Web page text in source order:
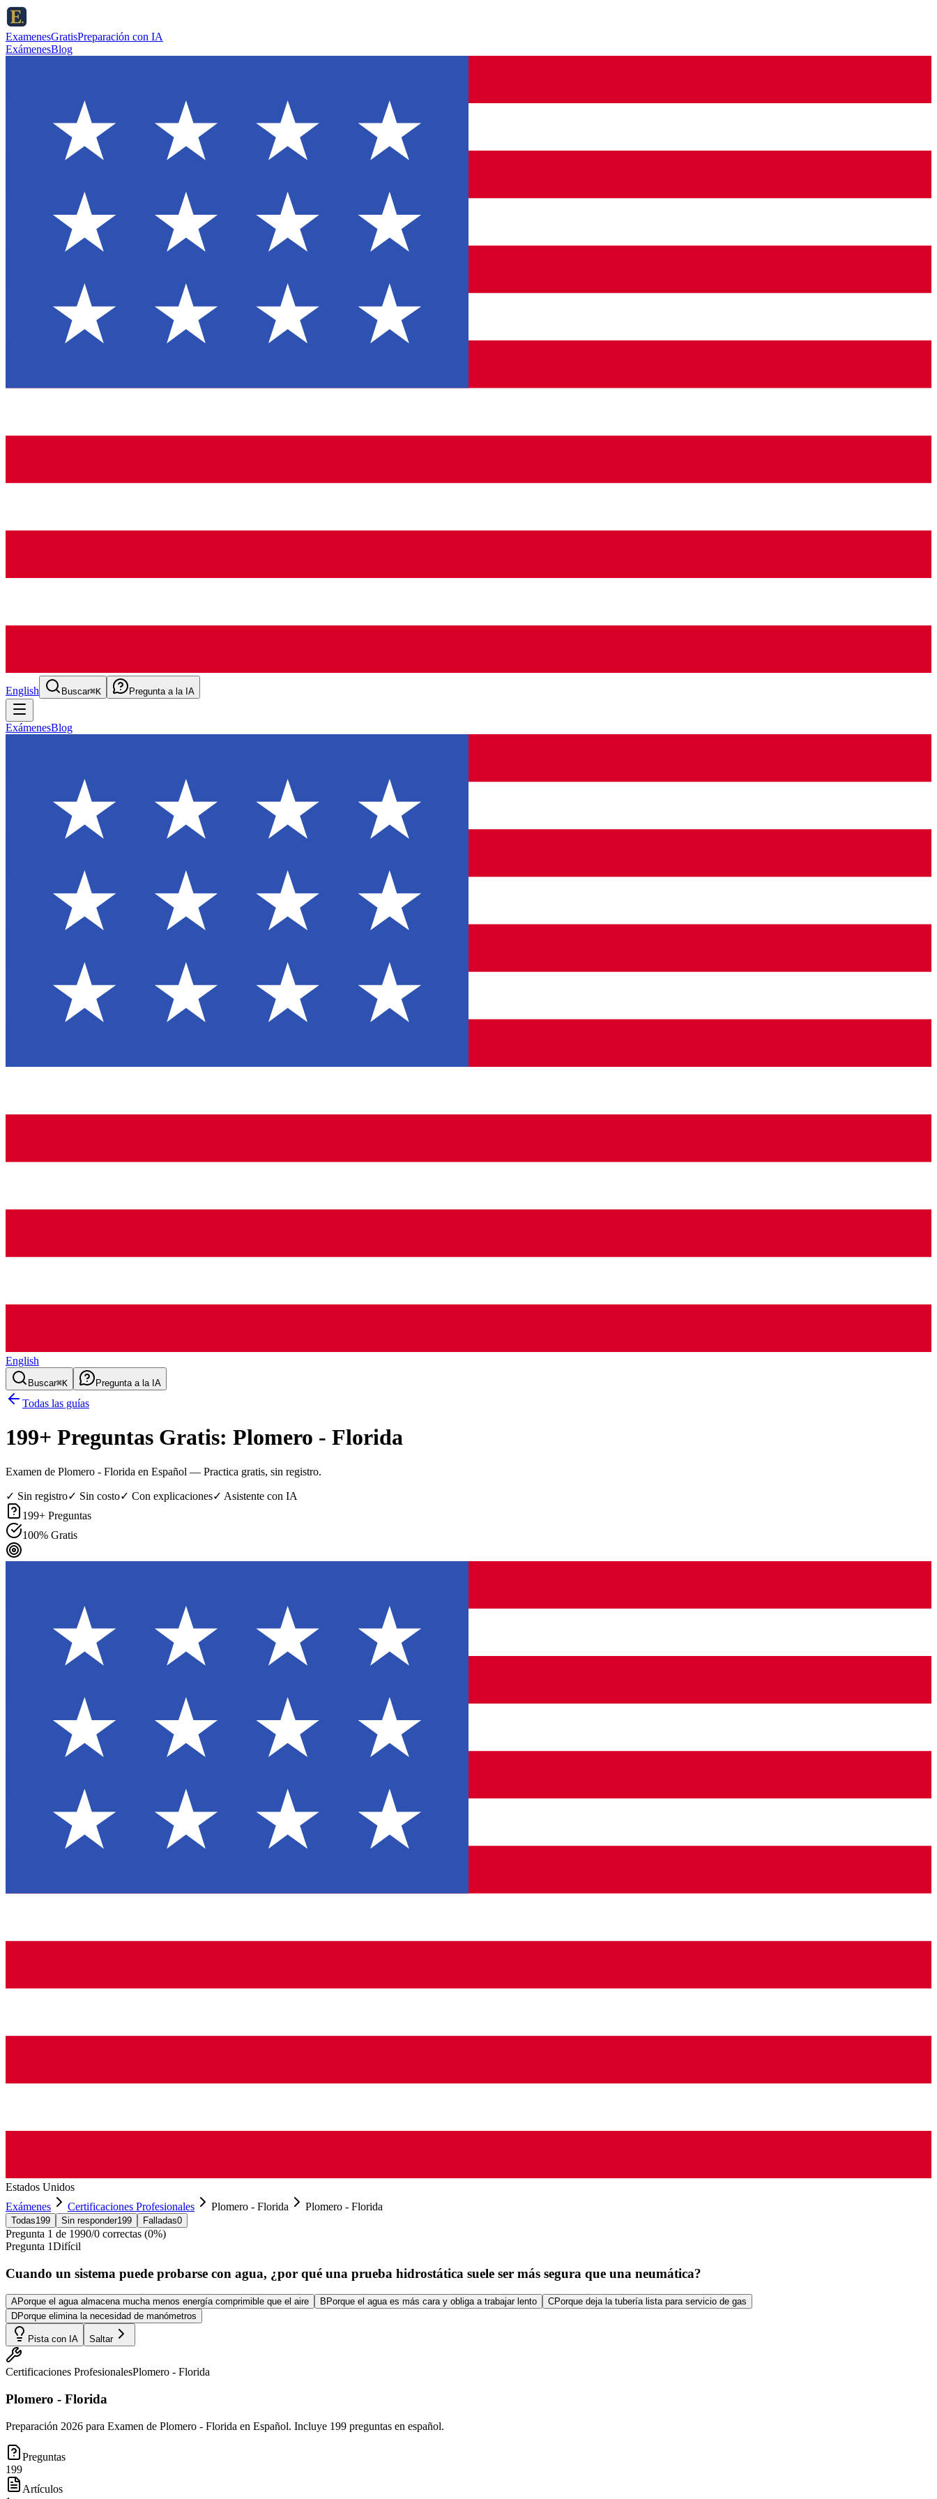
ExamenesGratisPreparación con IA
ExámenesBlog
English Buscar⌘K Pregunta a la IA
ExámenesBlog
English
Buscar⌘K Pregunta a la IA
Todas las guías
199+ Preguntas Gratis: Plomero - Florida
Examen de Plomero - Florida en Español — Practica gratis, sin registro.
✓ Sin registro✓ Sin costo✓ Con explicaciones✓ Asistente con IA
199+ Preguntas
100% Gratis
Estados Unidos
Exámenes
Certificaciones Profesionales Plomero - Florida Plomero - Florida
Todas199 Sin responder199 Falladas0
Pregunta 1 de 1990/0 correctas (0%)
Pregunta 1Difícil
Cuando un sistema puede probarse con agua, ¿por qué una prueba hidrostática suele ser más segura que una neumática?
APorque el agua almacena mucha menos energía comprimible que el aire B Porque el agua es más cara y obliga a trabajar lento CPorque deja la tubería lista para servicio de gas
DPorque elimina la necesidad de manómetros
Pista con IA Saltar
Certificaciones ProfesionalesPlomero - Florida
Plomero - Florida
Preparación 2026 para Examen de Plomero - Florida en Español. Incluye 199 preguntas en español.
Preguntas
199
Artículos